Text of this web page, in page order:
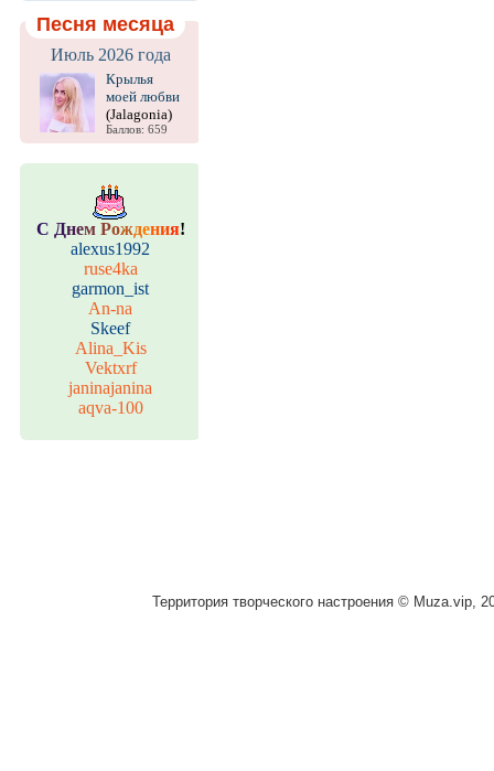
Песня месяца
Июль 2026 года
Крылья
моей любви
(Jalagonia)
Баллов: 659
С Днем Рождения!
alexus1992
ruse4ka
garmon_ist
An-na
Skeef
Alina_Kis
Vektxrf
janinajanina
aqva-100
Территория творческого настроения © Muza.vip,